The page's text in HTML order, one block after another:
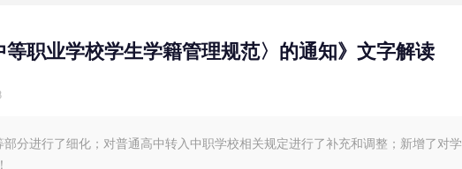
等职业学校学生学籍管理规范〉的通知》文字解读
分进行了细化；对普通高中转入中职学校相关规定进行了补充和调整；新增了对学